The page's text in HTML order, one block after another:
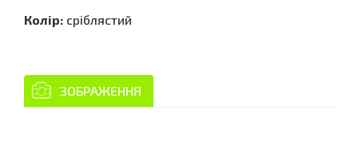
Колір: сріблястий
ЗОБРАЖЕННЯ